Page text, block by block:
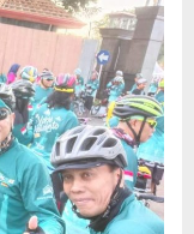
Purwokerto
2019